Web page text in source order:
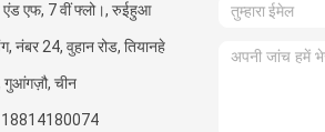
एफ, 7 वीं फ्लो।, रुईहुआ
नंबर 24, वुहान रोड, तियानहे
गुआंगज़ौ, चीन